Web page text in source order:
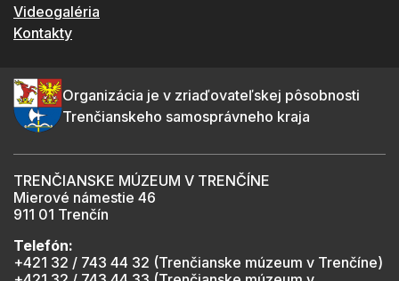
Videogaléria
Kontakty
Organizácia je v zriaďovateľskej pôsobnosti
Trenčianskeho samosprávneho kraja
TRENČIANSKE MÚZEUM V TRENČÍNE
Mierové námestie 46
911 01 Trenčín
Telefón:
+421 32 / 743 44 32 (Trenčianske múzeum v Trenčíne)